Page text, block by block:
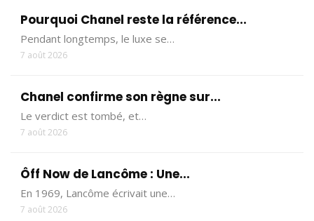
Pourquoi Chanel reste la référence...
Pendant longtemps, le luxe se…
7 août 2026
Chanel confirme son règne sur...
Le verdict est tombé, et…
7 août 2026
Ôff Now de Lancôme : Une...
En 1969, Lancôme écrivait une…
7 août 2026